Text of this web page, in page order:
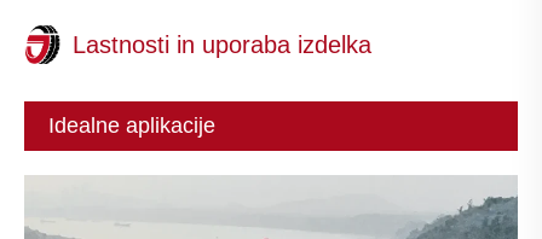
Lastnosti in uporaba izdelka
Idealne aplikacije